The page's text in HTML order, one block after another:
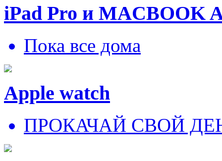
iPad Pro и MACBOOK
Пока все дома
Apple watch
ПРОКАЧАЙ СВОЙ